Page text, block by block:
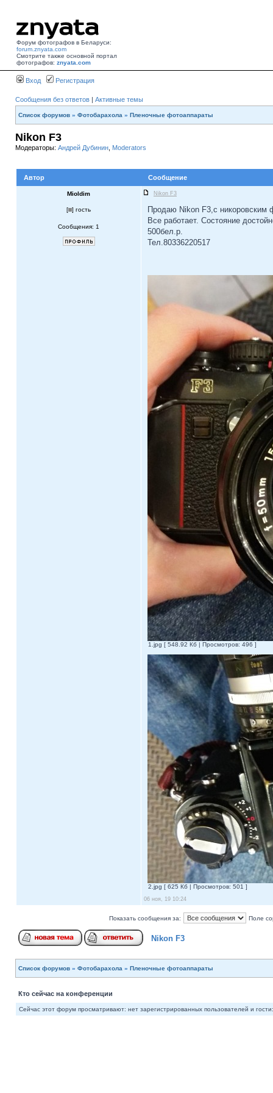
Форум фотографов в Беларуси:
forum.znyata.com
Смотрите также основной портал
фотографов: znyata.com
Вход Регистрация
Сообщения без ответов | Активные темы
Список форумов » Фотобарахола » Пленочные фотоаппараты
Nikon F3
Модераторы: Андрей Дубинин Moderators
Автор Сообщение
Mioldim Nikon F3
[ ] гость
Сообщения: 1
Продаю Nikon F3,с никоровским
Все работает. Состояние
500бел.р.
Тел.80336220517
1.jpg [ 548.92 Кб | Просмотров: 496 ]
2.jpg [ 625 Кб | Просмотров: 501 ]
06 ноя, 19 10:24
Показать сообщения за: Поле
Nikon F3
Список форумов » Фотобарахола » Пленочные фотоаппараты
Кто сейчас на конференции
Сейчас этот форум просматривают: нет зарегистрированных пользователей и